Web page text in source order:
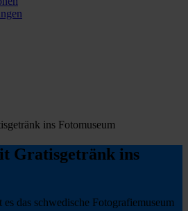
ins Fotomuseum
Gratisgetränk ins
das schwedische Fotografiemuseum